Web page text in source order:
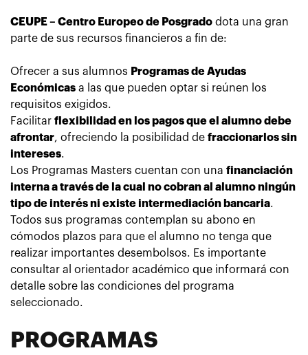
CEUPE – Centro Europeo de Posgrado dota una gran
parte de sus recursos financieros a fin de:
Ofrecer a sus alumnos Programas de Ayudas
Económicas a las que pueden optar si reúnen los
requisitos exigidos.
Facilitar flexibilidad en los pagos que el alumno debe
afrontar, ofreciendo la posibilidad de fraccionarlos sin
intereses.
Los Programas Masters cuentan con una financiación
interna a través de la cual no cobran al alumno ningún
tipo de interés ni existe intermediación bancaria.
Todos sus programas contemplan su abono en
cómodos plazos para que el alumno no tenga que
realizar importantes desembolsos. Es importante
consultar al orientador académico que informará con
detalle sobre las condiciones del programa
seleccionado.
PROGRAMAS